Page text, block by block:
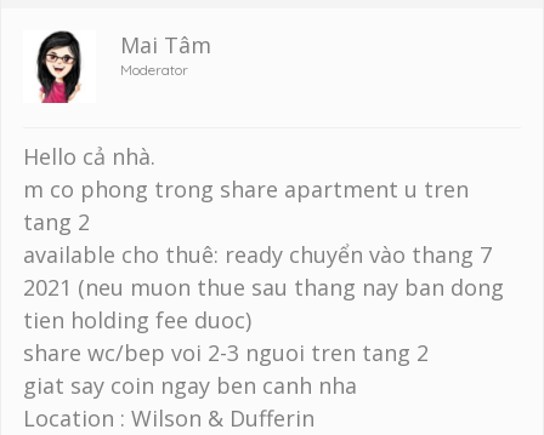
Mai Tâm
Moderator
Hello cả nhà.
m co phong trong share apartment u tren
tang 2
available cho thuê: ready chuyển vào thang 7
2021 (neu muon thue sau thang nay ban dong
tien holding fee duoc)
share wc/bep voi 2-3 nguoi tren tang 2
giat say coin ngay ben canh nha
Location : Wilson & Dufferin